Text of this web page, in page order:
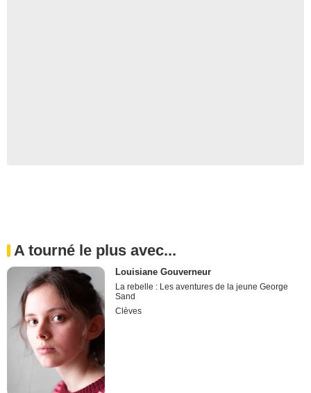
A tourné le plus avec...
Louisiane Gouverneur
La rebelle : Les aventures de la jeune George
Sand
Clèves